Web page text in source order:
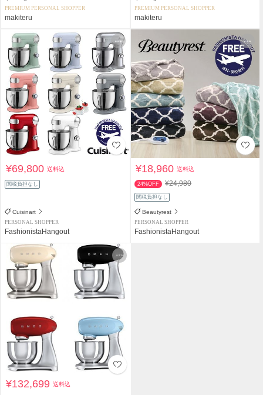
PREMIUM PERSONAL SHOPPER
makiteru
PREMIUM PERSONAL SHOPPER
makiteru
¥69,800送料込
関税負担なし
Cuisinart
PERSONAL SHOPPER
FashionistaHangout
¥18,960送料込
24%OFF ¥24,980
関税負担なし
Beautyrest
PERSONAL SHOPPER
FashionistaHangout
¥132,699送料込